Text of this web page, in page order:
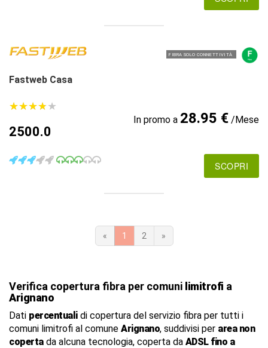
FIBRA SOLO CONNETTIVITÀ
Fastweb Casa
★★★★★
★★★★★
2500.0
In promo a 28.95 €/Mese
SCOPRI
« 1 2 »
Verifica copertura fibra per comuni limitrofi a
Arignano
Dati percentualidi copertura del servizio fibra per tutti i
comuni limitrofi al comune Arignano, suddivisi per area non
copertada alcuna tecnologia, coperta da ADSL fino a